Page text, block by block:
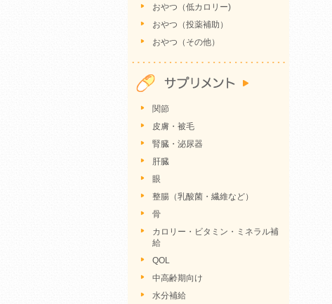
おやつ（低カロリー)
おやつ（投薬補助）
おやつ（その他）
関節
皮膚・被毛
腎臓・泌尿器
肝臓
眼
整腸（乳酸菌・繊維など）
骨
カロリー・ビタミン・ミネラル補
給
QOL
中高齢期向け
水分補給